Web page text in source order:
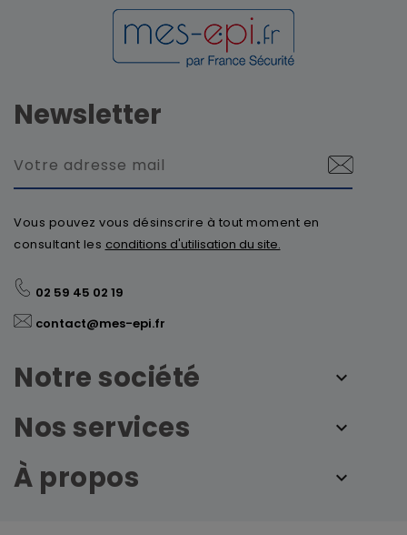
Newsletter
Vous pouvez vous désinscrire à tout moment en
consultant les conditions d'utilisation du site.
02 59 45 02 19
contact@mes-epi.fr
Notre société
Nos services
À propos